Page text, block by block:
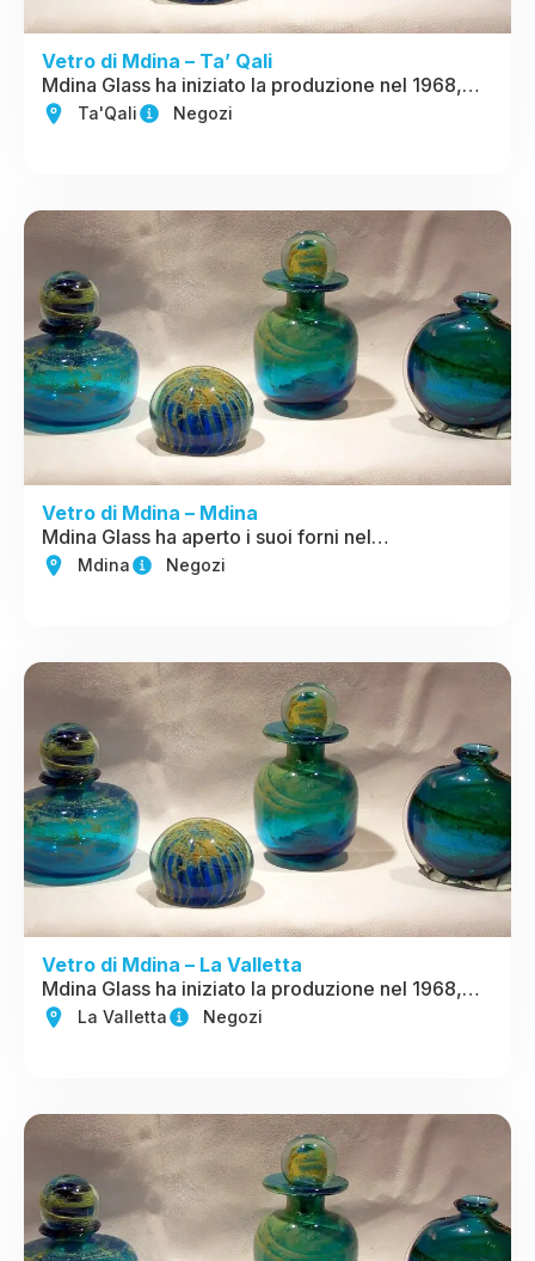
Vetro di Mdina – Ta’ Qali
Mdina Glass ha iniziato la produzione nel 1968,…
Ta'Qali Negozi
Vetro di Mdina – Mdina
Mdina Glass ha aperto i suoi forni nel…
Mdina Negozi
Vetro di Mdina – La Valletta
Mdina Glass ha iniziato la produzione nel 1968,…
La Valletta Negozi